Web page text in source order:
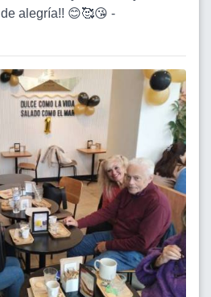
alegría!! 😊🥰😘 -